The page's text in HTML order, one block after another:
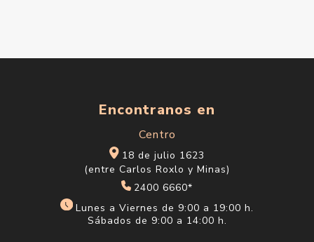
Encontranos en
Centro
18 de julio 1623
(entre Carlos Roxlo y Minas)
2400 6660*
Lunes a Viernes de 9:00 a 19:00 h.
Sábados de 9:00 a 14:00 h.